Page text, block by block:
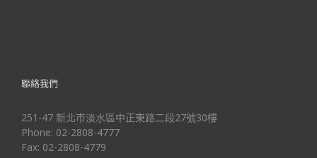
聯絡我們
251-47 新北市淡水區中正東路二段27號30樓
Phone: 02-2808-4777
Fax: 02-2808-4779